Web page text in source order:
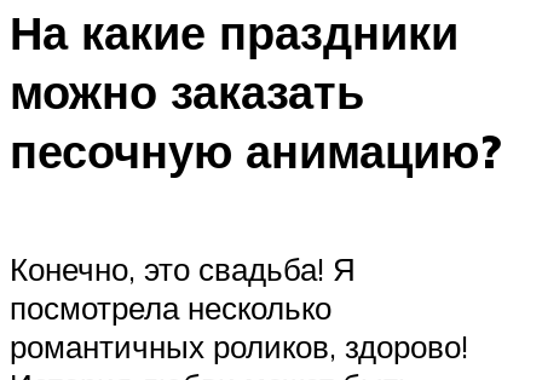
На какие праздники
можно заказать
песочную анимацию?
Конечно, это свадьба! Я
посмотрела несколько
романтичных роликов, здорово!